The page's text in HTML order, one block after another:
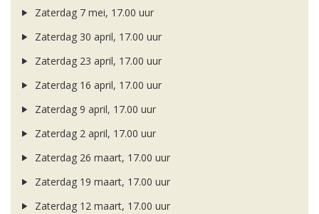
Zaterdag 7 mei, 17.00 uur
Zaterdag 30 april, 17.00 uur
Zaterdag 23 april, 17.00 uur
Zaterdag 16 april, 17.00 uur
Zaterdag 9 april, 17.00 uur
Zaterdag 2 april, 17.00 uur
Zaterdag 26 maart, 17.00 uur
Zaterdag 19 maart, 17.00 uur
Zaterdag 12 maart, 17.00 uur